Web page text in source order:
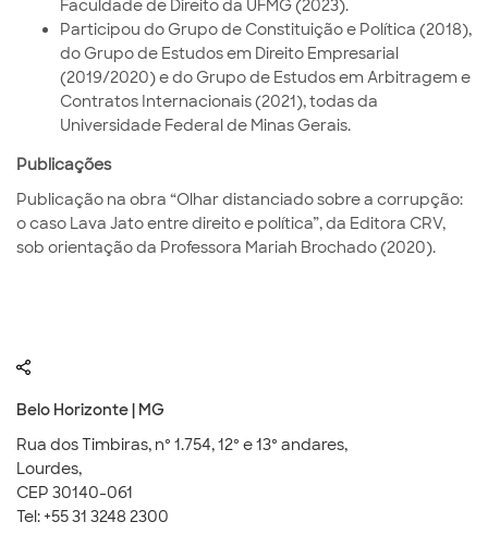
Faculdade de Direito da UFMG (2023).
Participou do Grupo de Constituição e Política (2018),
do Grupo de Estudos em Direito Empresarial
(2019/2020) e do Grupo de Estudos em Arbitragem e
Contratos Internacionais (2021), todas da
Universidade Federal de Minas Gerais.
Publicações
Publicação na obra “Olhar distanciado sobre a corrupção:
o caso Lava Jato entre direito e política”, da Editora CRV,
sob orientação da Professora Mariah Brochado (2020).
Belo Horizonte | MG
Rua dos Timbiras, nº 1.754, 12º e 13º andares,
Lourdes,
CEP 30140-061
Tel: +55 31 3248 2300